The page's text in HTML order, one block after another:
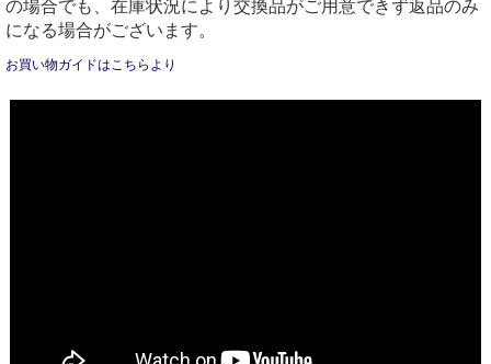
の場合でも、在庫状況により交換品がご用意できず返品のみ
になる場合がございます。
お買い物ガイドはこちらより